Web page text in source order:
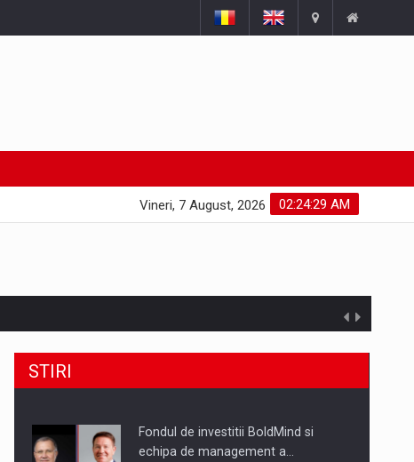
02:24:29 AM
Vineri, 7 August, 2026
din piata
STIRI
Fondul de investitii BoldMind si
echipa de management a…